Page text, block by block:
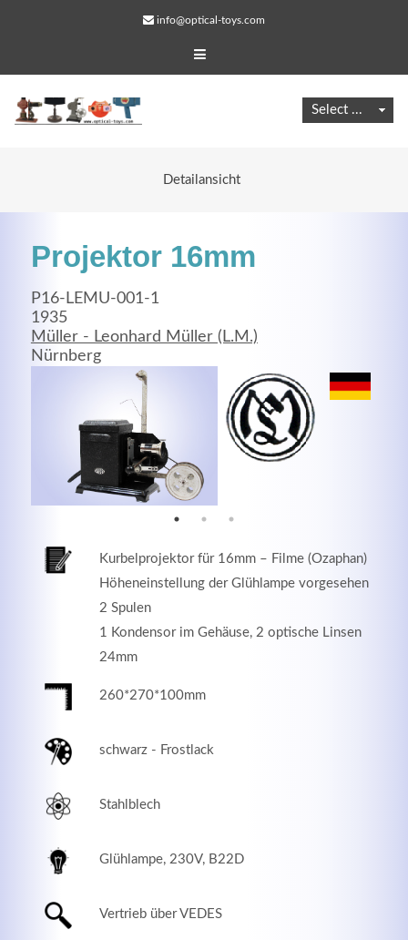
info@optical-toys.com
Detailansicht
Projektor 16mm
P16-LEMU-001-1
1935
Müller - Leonhard Müller (L.M.)
Nürnberg
Kurbelprojektor für 16mm – Filme (Ozaphan)
Höheneinstellung der Glühlampe vorgesehen
2 Spulen
1 Kondensor im Gehäuse, 2 optische Linsen
24mm
260*270*100mm
schwarz - Frostlack
Stahlblech
Glühlampe, 230V, B22D
Vertrieb über VEDES
Web Projects
Lorem ipsum dolor sit amet, consectetuer adipiscing
elit. Aenean commodo ligula eget dolor.
MEHR INFOS
Lorem ipsum dolor sit amet, consectetuer adipiscing
MEHR INFOS